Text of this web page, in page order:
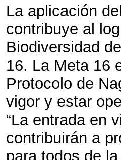
La aplicación
contribuye al
Biodiversidad
16. La Meta 16
Protocolo de
vigor y estar
“La entrada en
contribuirán a
para todos de